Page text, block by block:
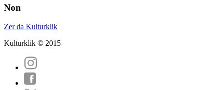
Non
Zer da Kulturklik
Kulturklik © 2015